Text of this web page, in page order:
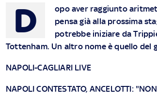
D
opo aver raggiunto
pensa già alla prossima
potrebbe iniziare da
Tottenham. Un altro nome è quello del
NAPOLI-CAGLIARI LIVE
NAPOLI CONTESTATO, ANCELOTTI: